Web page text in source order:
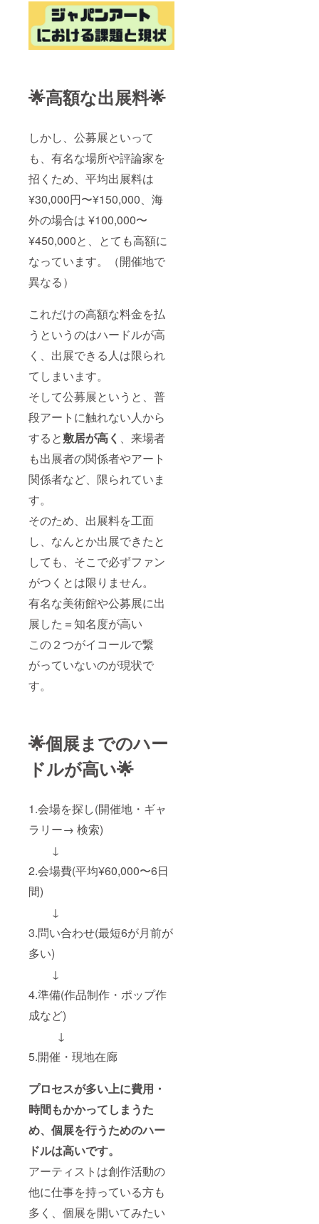
🌟高額な出展料🌟
しかし、公募展といって
も、有名な場所や評論家を
招くため、平均出展料は
¥30,000円〜¥150,000、海
外の場合は ¥100,000〜
¥450,000と、とても高額に
なっています。（開催地で
異なる）
これだけの高額な料金を払
うというのはハードルが高
く、出展できる人は限られ
てしまいます。
そして公募展というと、普
段アートに触れない人から
すると敷居が高く 、来場者
も出展者の関係者やアート
関係者など、限られていま
す。
そのため、出展料を工面
し、なんとか出展できたと
しても、そこで必ずファン
がつくとは限りません。
有名な美術館や公募展に出
展した＝知名度が高い
この２つがイコールで繋
がっていないのが現状で
す。
🌟個展までのハー
ドルが高い🌟
1.会場を探し(開催地・ギャ
ラリー→ 検索)
↓
2.会場費(平均¥60,000〜6日
間)
↓
3.問い合わせ(最短6が月前が
多い)
↓
4.準備(作品制作・ポップ作
成など)
↓
5.開催・現地在廊
プロセスが多い上に費用・
時間もかかってしまうた
め、個展を行うためのハー
ドルは高いです。
アーティストは創作活動の
他に仕事を持っている方も
多く、個展を開いてみたい